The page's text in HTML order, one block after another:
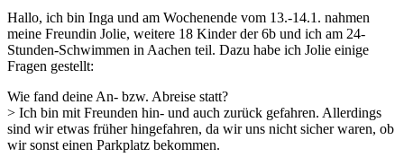
Hallo, ich bin Inga und am Wochenende vom 13.-14.1. nahmen
meine Freundin Jolie, weitere 18 Kinder der 6b und ich am 24-
Stunden-Schwimmen in Aachen teil. Dazu habe ich Jolie einige
Fragen gestellt:
Wie fand deine An- bzw. Abreise statt?
> Ich bin mit Freunden hin- und auch zurück gefahren. Allerdings
sind wir etwas früher hingefahren, da wir uns nicht sicher waren, ob
wir sonst einen Parkplatz bekommen.